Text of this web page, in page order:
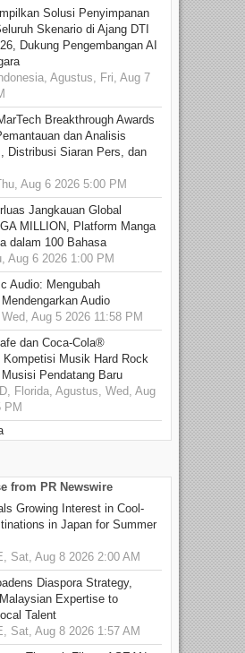
Solusi Penyimpanan
Skenario di Ajang DTI
Dukung Pengembangan AI
Agustus, Fri, Aug 7
Breakthrough Awards
dan Analisis
Distribusi Siaran Pers, dan
Aug 6 2026 5:00 PM
Jangkauan Global
MILLION, Platform Manga
dalam 100 Bahasa
Aug 6 2026 1:00 PM
Audio: Mengubah
Audio
Aug 5 2026 11:58 PM
dan Coca-Cola®
Kompetisi Musik Hard Rock
Pendatang Baru
Florida, Agustus, Wed, Aug
PM
from PR Newswire
Growing Interest in Cool-
in Japan for Summer
Sat, Aug 8 2026 2:00 AM
Diaspora Strategy,
Expertise to
Talent
Sat, Aug 8 2026 1:57 AM